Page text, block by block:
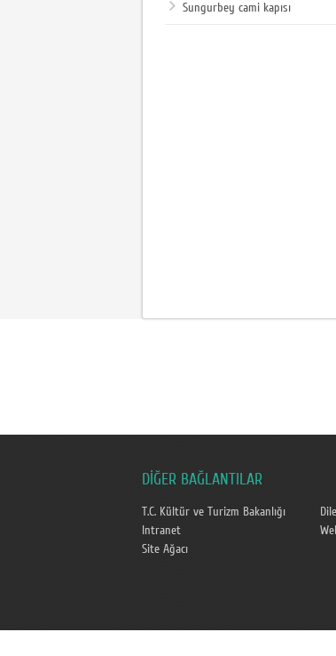
Sungurbey cami kapısı
DİĞER BAĞLANTILAR
T.C. Kültür ve Turizm Bakanlığı
Intranet
Site Ağacı